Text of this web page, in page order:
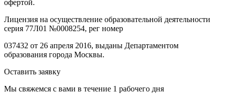
офертой.
Лицензия на осуществление образовательной деятельности
серия 77Л01 №0008254, рег номер
037432 от 26 апреля 2016, выданы Департаментом
образования города Москвы.
Оставить заявку
Мы свяжемся с вами в течение 1 рабочего дня